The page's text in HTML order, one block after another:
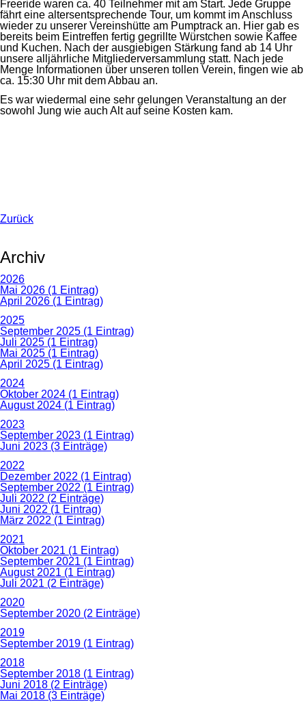
Freeride waren ca. 40 Teilnehmer mit am Start. Jede Gruppe
fährt eine altersentsprechende Tour, um kommt im Anschluss
wieder zu unserer Vereinshütte am Pumptrack an. Hier gab es
bereits beim Eintreffen fertig gegrillte Würstchen sowie Kaffee
und Kuchen. Nach der ausgiebigen Stärkung fand ab 14 Uhr
unsere alljährliche Mitgliederversammlung statt. Nach jede
Menge Informationen über unseren tollen Verein, fingen wie ab
ca. 15:30 Uhr mit dem Abbau an.
Es war wiedermal eine sehr gelungen Veranstaltung an der
sowohl Jung wie auch Alt auf seine Kosten kam.
Zurück
Archiv
2026
Mai 2026 (1 Eintrag)
April 2026 (1 Eintrag)
2025
September 2025 (1 Eintrag)
Juli 2025 (1 Eintrag)
Mai 2025 (1 Eintrag)
April 2025 (1 Eintrag)
2024
Oktober 2024 (1 Eintrag)
August 2024 (1 Eintrag)
2023
September 2023 (1 Eintrag)
Juni 2023 (3 Einträge)
2022
Dezember 2022 (1 Eintrag)
September 2022 (1 Eintrag)
Juli 2022 (2 Einträge)
Juni 2022 (1 Eintrag)
März 2022 (1 Eintrag)
2021
Oktober 2021 (1 Eintrag)
September 2021 (1 Eintrag)
August 2021 (1 Eintrag)
Juli 2021 (2 Einträge)
2020
September 2020 (2 Einträge)
2019
September 2019 (1 Eintrag)
2018
September 2018 (1 Eintrag)
Juni 2018 (2 Einträge)
Mai 2018 (3 Einträge)